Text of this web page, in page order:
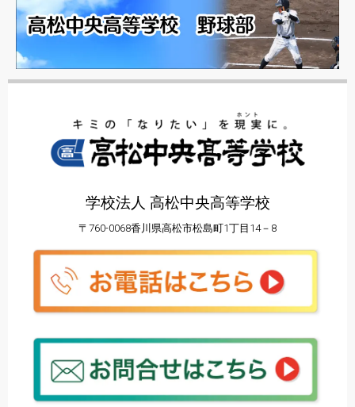
学校法人 高松中央高等学校
〒760-0068香川県高松市松島町1丁目14－8